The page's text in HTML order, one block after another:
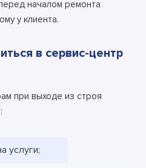
началом ремонта
у клиента.
в сервис-центр
при выходе из строя
услуги;